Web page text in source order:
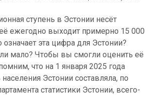
ступень в Эстонии несёт
ежегодно выходит примерно 15 000
означает эта цифра для Эстонии?
мало? Чтобы вы смогли оценить её
что на 1 января 2025 года
Эстонии составляла, по
статистики Эстонии, всего-